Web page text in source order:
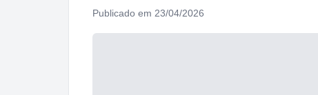
Publicado em 23/04/2026